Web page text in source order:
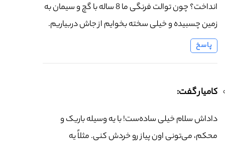
انداخت؟ چون توالت فرنگی ما 8 ساله با گچ و سیمان به
زمین چسبیده و خیلی سخته بخوایم از جاش دربیاریم.
پاسخ
کامیار گفت:
داداش سلام خیلی ساده‌ست! با یه وسیله باریک و
محکم، می‌تونی اون پیاز رو خردش کنی. مثلاً یه